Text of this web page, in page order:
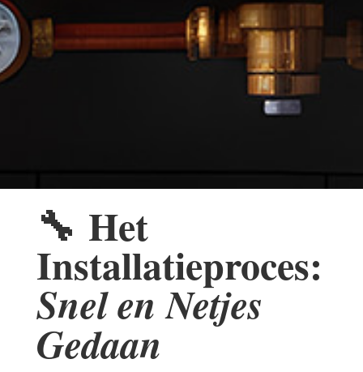
🔧 Het
Installatieproces:
Snel en Netjes
Gedaan